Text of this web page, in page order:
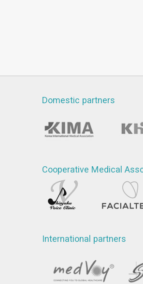
Domestic partners
Cooperative Medical
International partners